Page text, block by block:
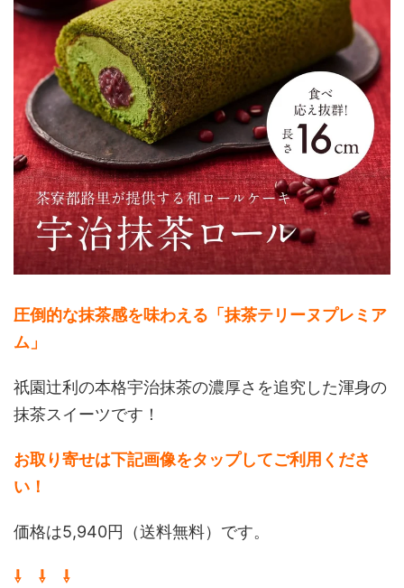
圧倒的な抹茶感を味わえる「抹茶テリーヌプレミア
ム」
祇園辻利の本格宇治抹茶の濃厚さを追究した渾身の
抹茶スイーツです！
お取り寄せは下記画像をタップしてご利用くださ
い！
価格は5,940円（送料無料）です。
⇩ ⇩ ⇩